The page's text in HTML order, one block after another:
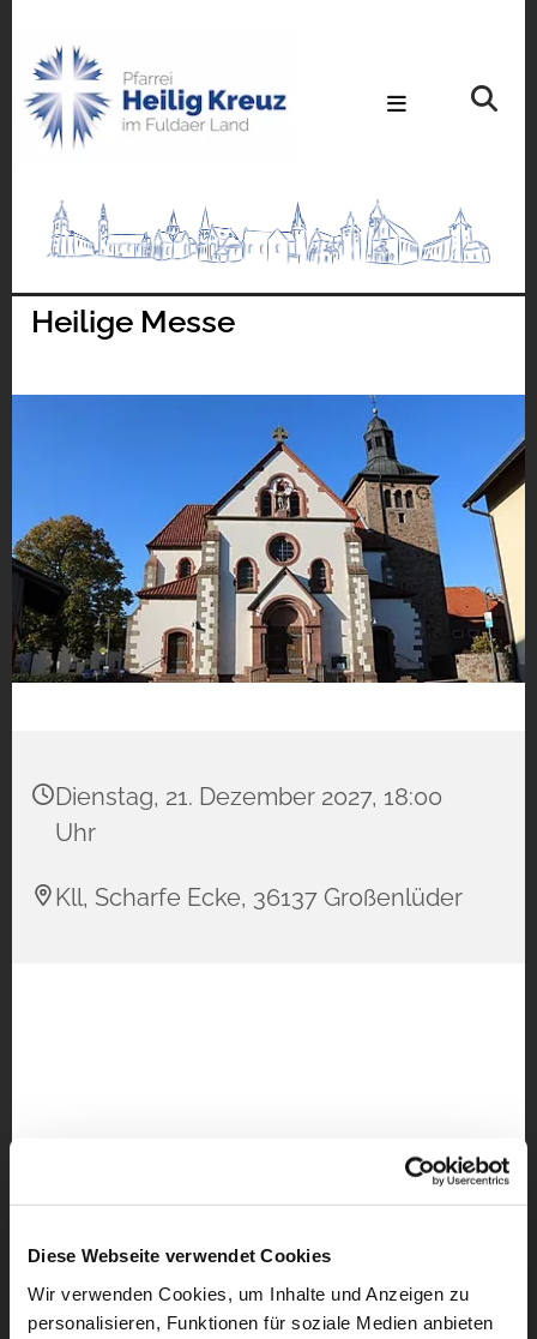
Diese Webseite verwendet Cookies
Wir verwenden Cookies, um Inhalte und Anzeigen zu
personalisieren, Funktionen für soziale Medien anbieten
Heilige Messe
Dienstag, 21. Dezember 2027, 18:00
Uhr
Kll, Scharfe Ecke, 36137 Großenlüder